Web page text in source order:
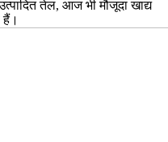
तेल, आज भी मौजूदा खाद्य
हैं।